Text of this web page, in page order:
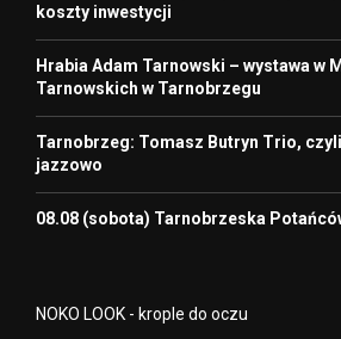
koszty inwestycji
Hrabia Adam Tarnowski – wystawa w
Tarnowskich w Tarnobrzegu
Tarnobrzeg: Tomasz Butryn Trio,
jazzowo
08.08 (sobota) Tarnobrzeska
NOKO LOOK - krople do oczu